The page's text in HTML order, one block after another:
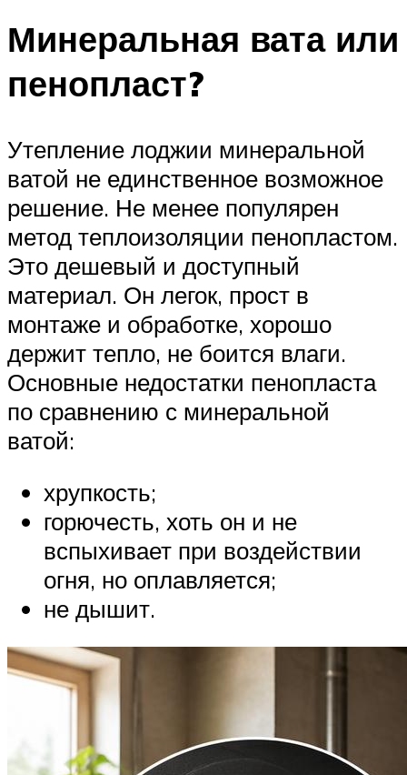
Минеральная вата или
пенопласт?
Утепление лоджии минеральной
ватой не единственное возможное
решение. Не менее популярен
метод теплоизоляции пенопластом.
Это дешевый и доступный
материал. Он легок, прост в
монтаже и обработке, хорошо
держит тепло, не боится влаги.
Основные недостатки пенопласта
по сравнению с минеральной
ватой:
хрупкость;
горючесть, хоть он и не
вспыхивает при воздействии
огня, но оплавляется;
не дышит.